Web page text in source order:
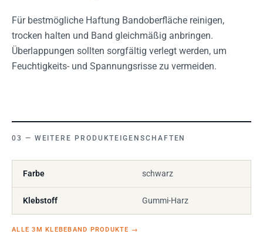
Für bestmögliche Haftung Bandoberfläche reinigen,
trocken halten und Band gleichmäßig anbringen.
Überlappungen sollten sorgfältig verlegt werden, um
Feuchtigkeits- und Spannungsrisse zu vermeiden.
WEITERE PRODUKTEIGENSCHAFTEN
Farbe schwarz
Klebstoff Gummi-Harz
ALLE 3M KLEBEBAND PRODUKTE →